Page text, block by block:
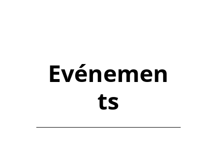
Evénemen
ts